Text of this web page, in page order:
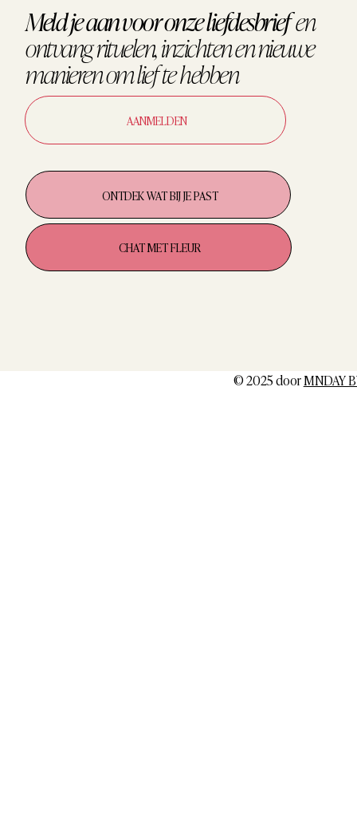
© 2025 doorMNDAY
Meld je aan voor onze liefdesbriefen
ontvangrituelen, inzichten en nieuwe
manieren omlief te hebben
AANMELDEN
ONTDEK WAT BIJ JE PAST
CHAT MET FLEUR